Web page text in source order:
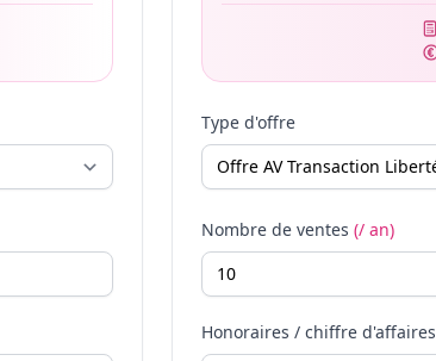
Type d'offre
Nombre de ventes (/ an)
Honoraires / chiffre d'affaires